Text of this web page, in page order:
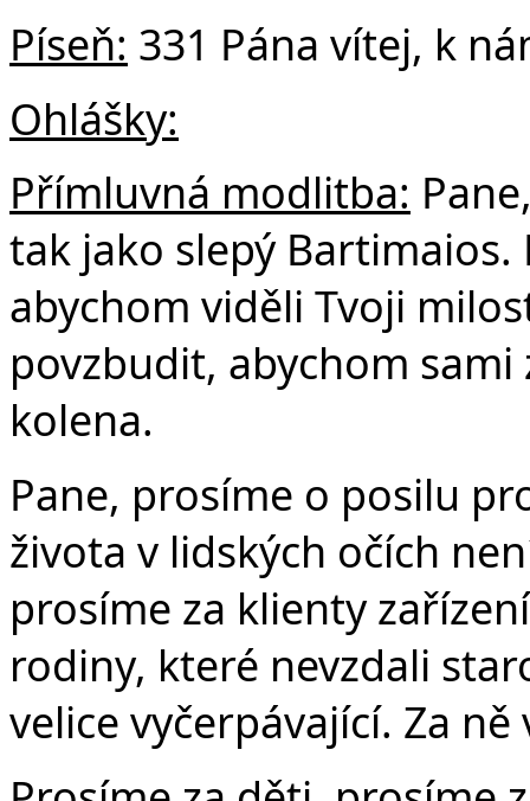
Píseň: 331 Pána vítej, k
Ohlášky:
Přímluvná modlitba:
tak jako slepý
abychom viděli Tvoji
povzbudit, abychom
kolena.
Pane, prosíme o posilu
života v lidských očích
prosíme za klienty
rodiny, které nevzdali
velice vyčerpávající. Za